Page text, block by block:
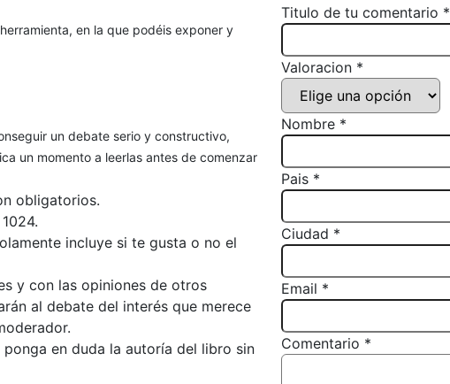
en la que podéis exponer y
un debate serio y constructivo,
un momento a leerlas antes de comenzar
obligatorios.
incluye si te gusta o no el
y con las opiniones de otros
al debate del interés que merece
en duda la autoría del libro sin
Titulo de tu comentario *
Valoracion *
Nombre *
Pais *
Ciudad *
Email *
Comentario *